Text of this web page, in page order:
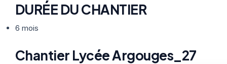
DURÉE DU CHANTIER
6 mois
Chantier Lycée Argouges_27